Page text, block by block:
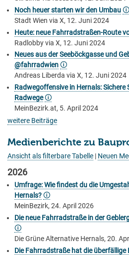
Noch heuer starten wir den Umbau🛈
Stadt Wien via X, 12. Juni 2024
Heute: neue Fahrradstraßen-Route
Radlobby via X, 12. Juni 2024
Neues aus der Seeböckgasse und
@fahrradwien🛈
Andreas Liberda via X, 12. Juni 2024
Radwegoffensive in Hernals: Sichere
Radwege🛈
MeinBezirk.at, 5. April 2024
weitere Beiträge
Medienberichte zu
Ansicht als filterbare Tabelle | Neuen
2026
Umfrage: Wie findest du die
Hernals?🛈
MeinBezirk, 24. April 2026
Die neue Fahrradstraße in der
🛈
Die Grüne Alternative Hernals, 20.
Die Fahrradstraße hat die